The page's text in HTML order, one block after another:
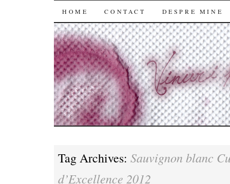
SKIP
TO
CONTENT
HOME CONTACT DESPRE MINE
Tag Archives: Sauvignon blanc
d’Excellence 2012